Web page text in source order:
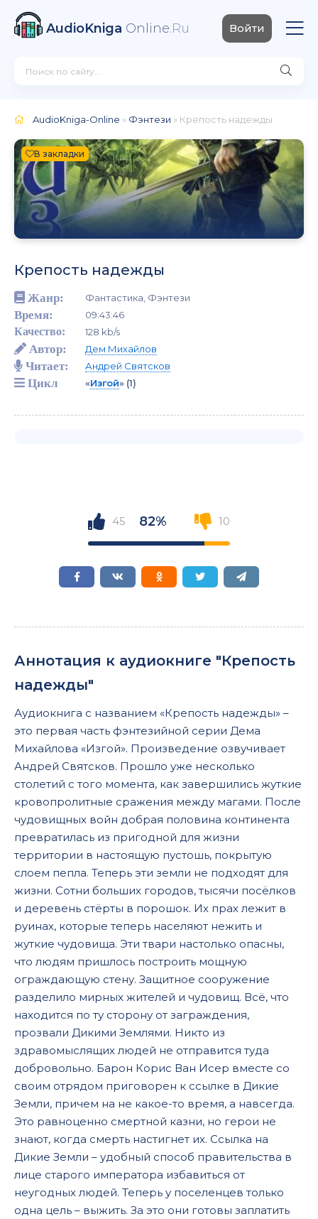
AudioKniga Online.Ru Войти
AudioKniga-Online » Фэнтези » Крепость надежды
В закладки
Крепость надежды
Жанр: Фантастика, Фэнтези
Время:
09:43:46
Качество:
128 kb/s
Автор: Дем Михайлов
Читает: Андрей Святсков
Цикл «Изгой» (1)
45 82% 10
Аннотация к аудиокниге "Крепость
надежды"
Аудиокнига с названием «Крепость надежды» –
это первая часть фэнтезийной серии Дема
Михайлова «Изгой». Произведение озвучивает
Андрей Святсков. Прошло уже несколько
столетий с того момента, как завершились жуткие
кровопролитные сражения между магами. После
чудовищных войн добрая половина континента
превратилась из пригодной для жизни
территории в настоящую пустошь, покрытую
слоем пепла. Теперь эти земли не подходят для
жизни. Сотни больших городов, тысячи посёлков
и деревень стёрты в порошок. Их прах лежит в
руинах, которые теперь населяют нежить и
жуткие чудовища. Эти твари настолько опасны,
что людям пришлось построить мощную
ограждающую стену. Защитное сооружение
разделило мирных жителей и чудовищ. Всё, что
находится по ту сторону от заграждения,
прозвали Дикими Землями. Никто из
здравомыслящих людей не отправится туда
добровольно. Барон Корис Ван Исер вместе со
своим отрядом приговорен к ссылке в Дикие
Земли, причем на не какое-то время, а навсегда.
Это равноценно смертной казни, но герои не
знают, когда смерть настигнет их. Ссылка на
Дикие Земли – удобный способ правительства в
лице старого императора избавиться от
неугодных людей. Теперь у поселенцев только
одна цель – выжить. За это они готовы заплатить